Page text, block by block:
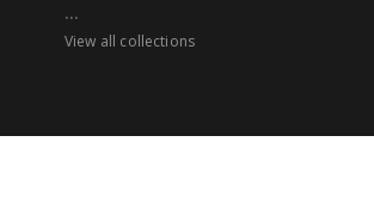
...
View all collections